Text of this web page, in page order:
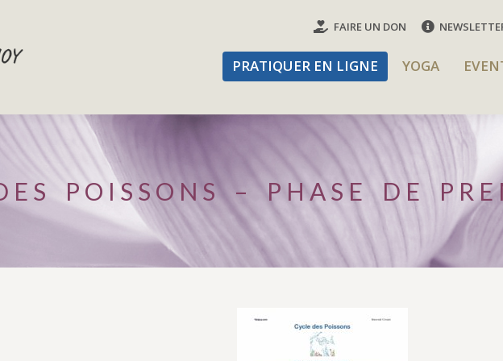
FAIRE UN DON
PRATIQUER EN LIGNE YOGA
POISSONS – PHASE DE
PRATIQUER EN LIGNE YOGA EVENT